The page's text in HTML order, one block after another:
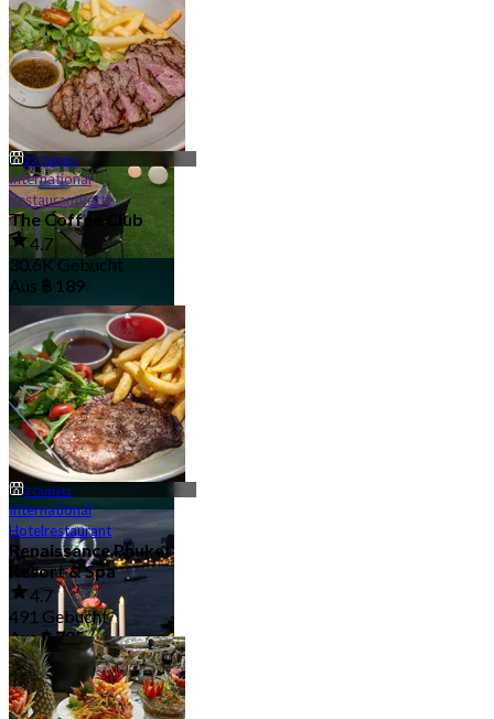
Hotelrestaurant
67 Outlets
Im Freien/Draußen
36 Outlets
Café/Dessert
30 Outlets
658 Gebucht
Aus฿ 698
22 Outlets
International
Restaurantkette
The Coffee Club
4.7
30.6K Gebucht
Aus ฿ 189
2 Outlets
International
Hotelrestaurant
Renaissance Phuket
Resort & Spa
4.7
491 Gebucht
Aus฿ 795